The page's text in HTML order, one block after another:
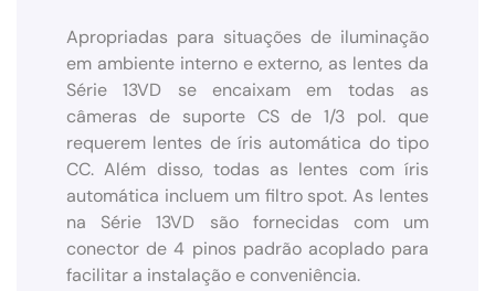
Apropriadas para situações de iluminação
em ambiente interno e externo, as lentes da
Série 13VD se encaixam em todas as
câmeras de suporte CS de 1/3 pol. que
requerem lentes de íris automática do tipo
CC. Além disso, todas as lentes com íris
automática incluem um filtro spot. As lentes
na Série 13VD são fornecidas com um
conector de 4 pinos padrão acoplado para
facilitar a instalação e conveniência.